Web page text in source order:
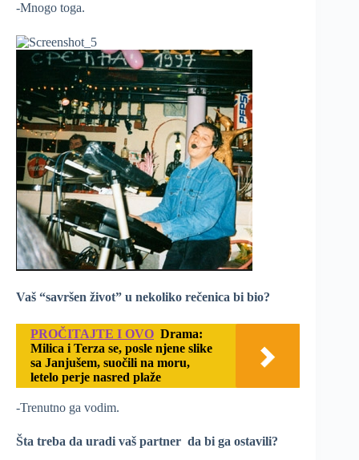
-Mnogo toga.
Vaš “savršen život” u nekoliko rečenica bi bio?
PROČITAJTE I OVO Drama:
Milica i Terza se, posle njene slike
sa Janjušem, suočili na moru,
letelo perje nasred plaže
-Trenutno ga vodim.
Šta treba da uradi vaš partner da bi ga ostavili?